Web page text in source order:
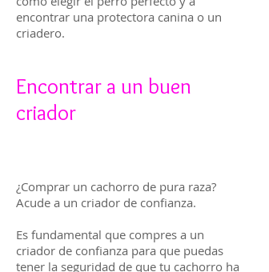
encontrar una protectora canina o un
criadero.
Encontrar a un buen
criador
¿Comprar un cachorro de pura raza?
Acude a un criador de confianza.
Es fundamental que compres a un
criador de confianza para que puedas
tener la seguridad de que tu cachorro ha